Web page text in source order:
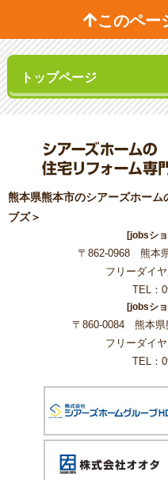
このペー
熊本県熊本市のシアーズホー
ブズ＞
[jobsシ
〒862-0968 熊本
フリーダイ
TEL：
[jobsシ
〒860-0084 熊本県
フリーダイ
TEL：